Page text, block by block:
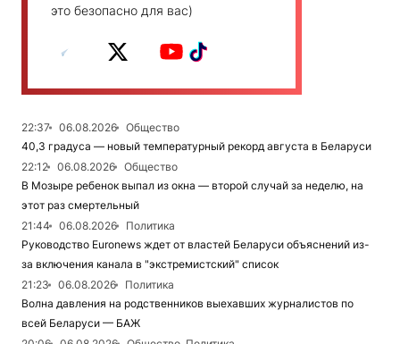
это безопасно для вас)
22:37 06.08.2026
Общество
40,3 градуса — новый температурный рекорд августа в Беларуси
22:12
06.08.2026
Общество
В Мозыре ребенок выпал из окна — второй случай за неделю, на
этот раз смертельный
21:44
06.08.2026
Политика
Руководство Euronews ждет от властей Беларуси объяснений из-
за включения канала в "экстремистский" список
21:23
06.08.2026
Политика
Волна давления на родственников выехавших журналистов по
всей Беларуси — БАЖ